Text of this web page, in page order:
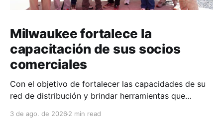
Milwaukee fortalece la
capacitación de sus socios
comerciales
Con el objetivo de fortalecer las capacidades de su
red de distribución y brindar herramientas que
técnico, Milwaukee llevó a cabo una capacitación
3 de ago. de 2026 2 min read